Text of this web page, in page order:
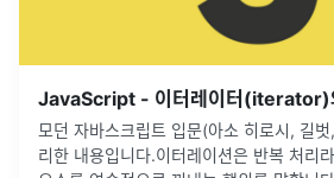
JavaScript - 이터레이터
모던 자바스크립트 입문(아소 히로시, 길
리한 내용입니다.이터레이션은 반복 처리